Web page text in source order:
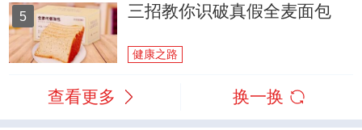
5 三招教你识破真假全麦面包
健康之路
查看更多 换一换